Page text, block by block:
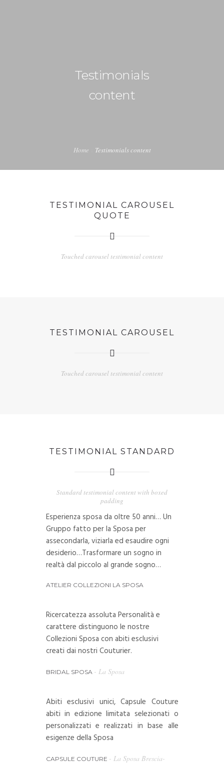
Testimonials
content
Home Testimonials content
TESTIMONIAL CAROUSEL
QUOTE
Touched carousel testimonial content
TESTIMONIAL CAROUSEL
Touched carousel testimonial content
TESTIMONIAL STANDARD
Standard testimonial content with boxed
padding
Esperienza sposa da oltre 50 anni… Un
Gruppo fatto per la Sposa per
assecondarla, viziarla ed esaudire ogni
desiderio…Trasformare un sogno in
realtà dal piccolo al grande sogno…
ATELIER COLLEZIONI LA SPOSA
Ricercatezza assoluta Personalità e
carattere distinguono le nostre
Collezioni Sposa con abiti esclusivi
creati dai nostri Couturier.
BRIDAL SPOSA - La Sposa
Abiti esclusivi unici, Capsule Couture
abiti in edizione limitata selezionati o
personalizzati e realizzati in base alle
esigenze della Sposa
CAPSULE COUTURE - La Sposa Brescia-